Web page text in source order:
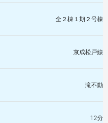
全２棟１期２号棟
京成松戸線
滝不動
12分